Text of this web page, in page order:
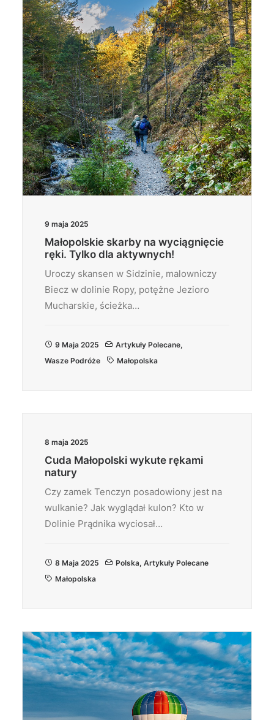
9 maja 2025
Małopolskie skarby na wyciągnięcie
ręki. Tylko dla aktywnych!
Uroczy skansen w Sidzinie, malowniczy
Biecz w dolinie Ropy, potężne Jezioro
Mucharskie, ścieżka…
9 Maja 2025 Artykuły Polecane,
Wasze Podróże
Małopolska
8 maja 2025
Cuda Małopolski wykute rękami
natury
Czy zamek Tenczyn posadowiony jest na
wulkanie? Jak wyglądał kulon? Kto w
Dolinie Prądnika wyciosał…
8 Maja 2025 Polska, Artykuły Polecane
Małopolska